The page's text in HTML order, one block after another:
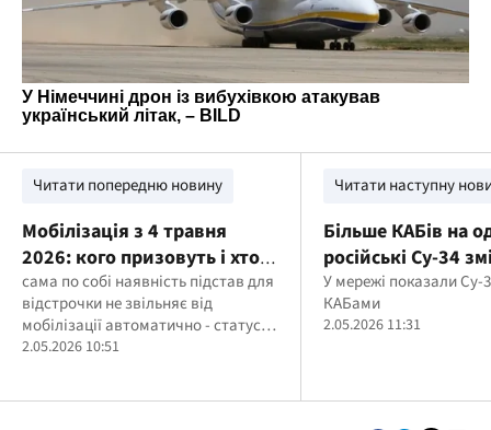
Читати попередню новину
Мобілізація з 4 травня
2026: кого призовуть і хто
не підлягає
сама по собі наявність підстав для
відстрочки не звільняє від
мобілізації автоматично - статус
необхідно оформити офіційно,
2.05.2026 10:51
Читати наступну
Більше КАБів на
російські Су-34
тактику ударів
У мережі показали Су-
КАБами
2.05.2026 11:31